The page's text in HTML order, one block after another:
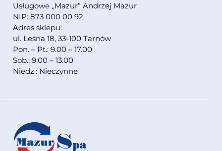
Usługowe ,,Mazur” Andrzej Mazur
NIP: 873 000 00 92
Adres sklepu:
ul. Leśna 18, 33-100 Tarnów
Pon. – Pt.: 9.00 – 17.00
Sob.: 9.00 – 13.00
Niedz.: Nieczynne